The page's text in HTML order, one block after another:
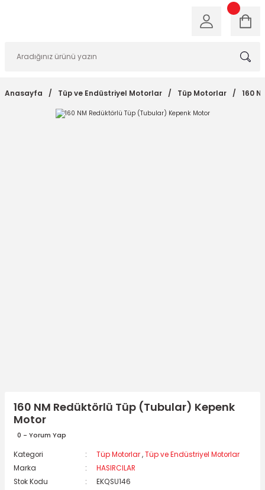
Anasayfa Tüp ve Endüstriyel Motorlar Tüp Motorlar 160
160 NM Redüktörlü Tüp (Tubular) Kepenk
Motor
0 - Yorum Yap
Kategori Tüp Motorlar ,Tüp ve Endüstriyel Motorlar
Marka
HASIRCILAR
Stok Kodu
EKQSU146